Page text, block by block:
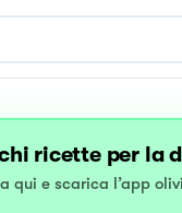
ricette per la
qui e scarica l’app